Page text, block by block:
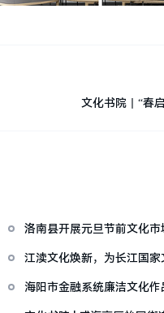
文化书院丨“春
洛南县开展元旦节前文化
江渎文化焕新，为长江国
海阳市金融系统廉洁文化